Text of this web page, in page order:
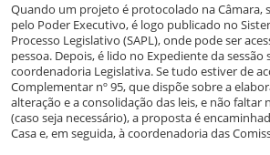
Quando um projeto é protocolado na Câmara,
pelo Poder Executivo, é logo publicado no
Processo Legislativo (SAPL), onde pode ser
pessoa. Depois, é lido no Expediente da sessão
coordenadoria Legislativa. Se tudo estiver de
Complementar nº 95, que dispõe sobre a
alteração e a consolidação das leis, e não
(caso seja necessário), a proposta é
Casa e, em seguida, à coordenadoria das